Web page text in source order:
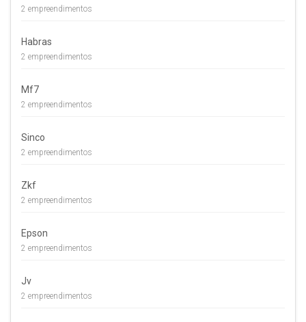
2 empreendimentos
Habras
2 empreendimentos
Mf7
2 empreendimentos
Sinco
2 empreendimentos
Zkf
2 empreendimentos
Epson
2 empreendimentos
Jv
2 empreendimentos